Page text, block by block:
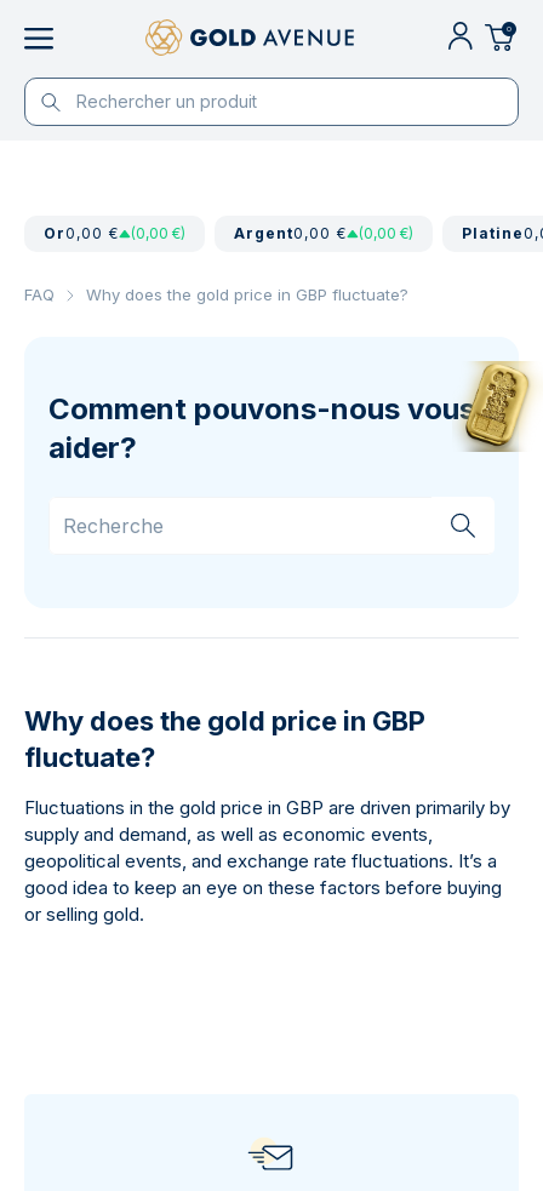
0
Or0,00 € (0,00 €) Argent0,00 € (0,00 €) Platine
FAQ Why does the gold price in GBP fluctuate?
Comment pouvons-nous vous
aider?
Why does the gold price in GBP
fluctuate?
Fluctuations in the gold price in GBP are driven primarily by
supply and demand, as well as economic events,
geopolitical events, and exchange rate fluctuations. It’s a
good idea to keep an eye on these factors before buying
or selling gold.